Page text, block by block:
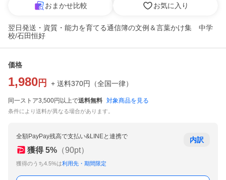
おまかせ比較 お気に入り
翌日発送・資質・能力を育てる通信簿の文例＆言葉かけ集 中学
校/石田恒好
価格
1,980 円 + 送料370円 （全国一律）
同一ストア3,500円以上で送料無料 対象商品を見る
条件により送料が異なる場合があります。
全額PayPay残高で支払い&LINEと連携で
獲得 5% （90pt）
獲得のうち4.5%は利用先・期間限定
内訳